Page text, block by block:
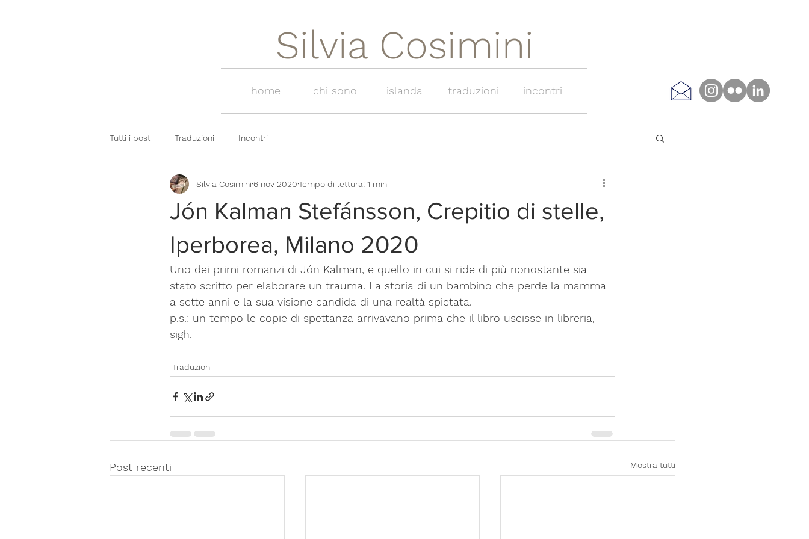
Silvia Cosimini
home chi sono islanda traduzioni incontri
Tutti i post Traduzioni Incontri
Jón Kalman Stefánsson, Crepitio di stelle,
Iperborea, Milano 2020
Silvia Cosimini 6 nov 2020Tempo di lettura: 1 min
Uno dei primi romanzi di Jón Kalman, e quello in cui si ride di più nonostante sia
stato scritto per elaborare un trauma. La storia di un bambino che perde la mamma
a sette anni e la sua visione candida di una realtà spietata.
p.s.: un tempo le copie di spettanza arrivavano prima che il libro uscisse in libreria,
sigh.
Traduzioni
Post recenti Mostra tutti